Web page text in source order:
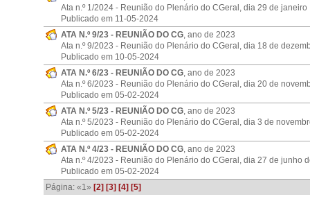
Ata n.º 1/2024 - Reunião do Plenário do CGeral, dia 29 de janeiro
Publicado em 11-05-2024
ATA N.º 9/23 - REUNIÃO DO CG, ano de 2023
Ata n.º 9/2023 - Reunião do Plenário do CGeral, dia 18 de
Publicado em 10-05-2024
ATA N.º 6/23 - REUNIÃO DO CG, ano de 2023
Ata n.º 6/2023 - Reunião do Plenário do CGeral, dia 20 de
Publicado em 05-02-2024
ATA N.º 5/23 - REUNIÃO DO CG, ano de 2023
Ata n.º 5/2023 - Reunião do Plenário do CGeral, dia 3 de
Publicado em 05-02-2024
ATA N.º 4/23 - REUNIÃO DO CG, ano de 2023
Ata n.º 4/2023 - Reunião do Plenário do CGeral, dia 27 de junho
Publicado em 05-02-2024
Página: «1» [2] [3] [4] [5]